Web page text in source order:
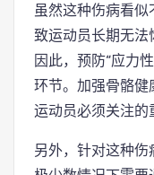
虽然这种伤病看
致运动员长期无法
因此，预防“应力
环节。加强骨骼健
运动员必须关注的
另外，针对这种伤